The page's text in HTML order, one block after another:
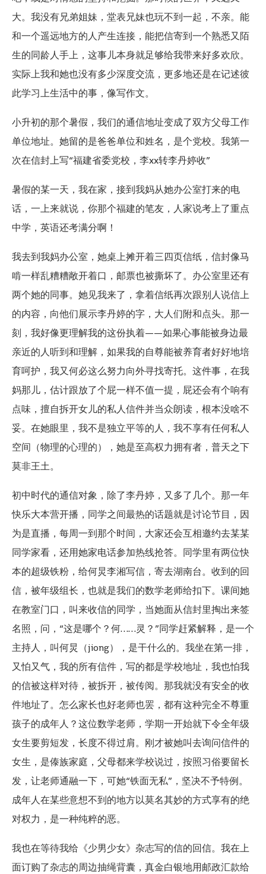
大。我没有兄弟姐妹，堂表兄妹也玩不到一起，不亲。能
和一个遥远地方的人产生连接，能把信寄到一个熟悉又陌
生的同龄人手上，这事儿本身就足够给我带来好多欢欣。
实际上我和她也没有多少深度交流，更多地还是在记述彼
此学习上生活中的事，像写作文。
小升初的那个暑假，我们的通信地址变成了双方父母工作
单位地址。她留的是爸爸单位和姓名，是个党校。我第一
次在信封上写“福建省委党校，李xx转李丹婷收”
暑假的某一天，我在家，接到我妈从她办公室打来的电
话，一上来就说，你那个福建的笔友，人家说考上了重点
中学，英语还考满分啊！
我去到我妈办公室，她桌上摊开着三四页信纸，信封像马
啃一样乱糟糟敞开着口，邮票也被撕坏了。办公室里还有
两个她的同事。她见我来了，拿着信纸再次跟别人说信上
的内容，向他们展示李丹婷的字，大人们附和点头。那一
刻，我好像更理解我的这份执着——如果心事能被身边最
亲近的人听到和理解，如果我的自尊能被养育者好好地培
育呵护，我又何必这么努力向外寻找寄托。这件事，在我
妈那儿，估计跟放了个屁一样不值一提，屁还会有个响有
点味，擅自拆开女儿的私人信件并当众朗读，根本没啥不
妥。在她眼里，我不是独立平等的人，我不享有任何私人
空间（物理的心理的），她是至高权力拥有者，普天之下
莫非王土。
初中时代的通信对象，除了李丹婷，又多了几个。那一年
快乐大本营开播，同学之间最热的话题就是讨论节目，因
为是直播，每周一到那个时间，大家还会互相邀约去某某
同学家看，还用她家电话参加热线抢答。同学里有两位快
本的超级铁粉，给何炅李湘写信，寄去湖南台。收到的回
信，被年级组长，也就是我们的数学老师给扣下。课间她
在教室门口，叫来收信的同学，当她面从信封里掏出来签
名照，问，“这是哪个？何……灵？”同学赶紧解释，是一个
主持人，叫何炅（jiong），是干什么的。我坐在第一排，
又怕又气，我的所有信件，写的都是学校地址，我也怕我
的信被这样对待，被拆开，被传阅。那我就没有安全的收
件地址了。怎么家长也好老师也罢，都有这种完全不尊重
孩子的成年人？这位数学老师，学期一开始就下令全年级
女生要剪短发，长度不得过肩。刚才被她叫去询问信件的
女生，是傣族家庭，父母都来学校说过，按照习俗要留长
发，让老师通融一下，可她“铁面无私”，坚决不予特例。
成年人在某些意想不到的地方以莫名其妙的方式享有的绝
对权力，是一种纯粹的恶。
我也在等待我给《少男少女》杂志写的信的回信。我在上
面订购了杂志的周边抽绳背囊，真金白银地用邮政汇款给